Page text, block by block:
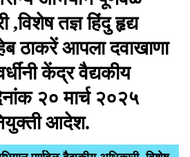
,विशेष तज्ञ हिंदु हृद्य
ठाकरें आपला दवाखाणा
केंद्र वैद्यकीय
२० मार्च २०२५
आदेश.